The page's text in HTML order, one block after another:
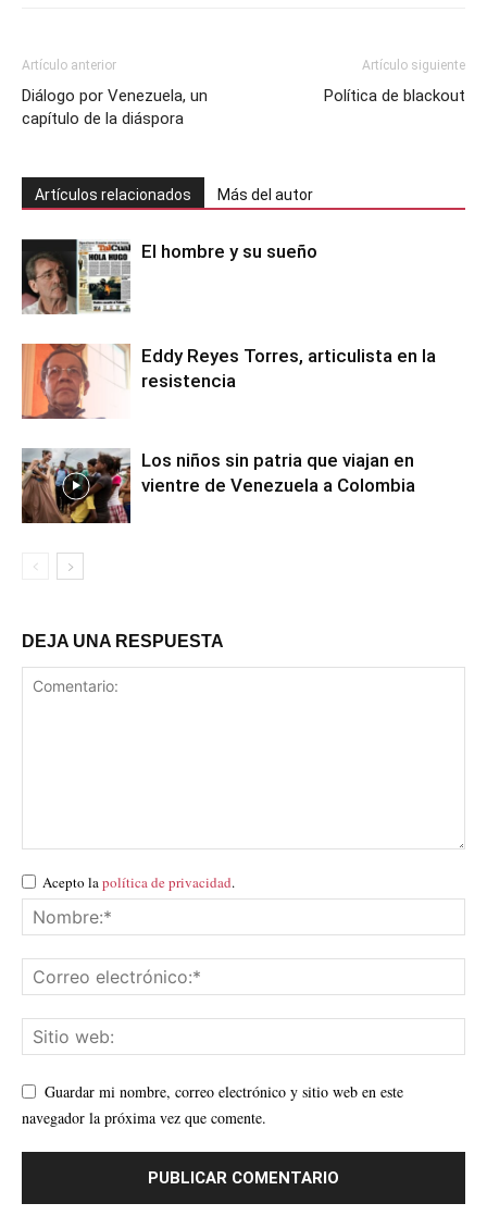
Artículo anterior
Diálogo por Venezuela, un
capítulo de la diáspora
Artículo siguiente
Política de blackout
Artículos relacionados Más del autor
El hombre y su sueño
Eddy Reyes Torres, articulista en la
resistencia
Los niños sin patria que viajan en
vientre de Venezuela a Colombia
DEJA UNA RESPUESTA
Acepto lapolítica de privacidad.
Guardar mi nombre, correo electrónico y sitio web en este
navegador la próxima vez que comente.